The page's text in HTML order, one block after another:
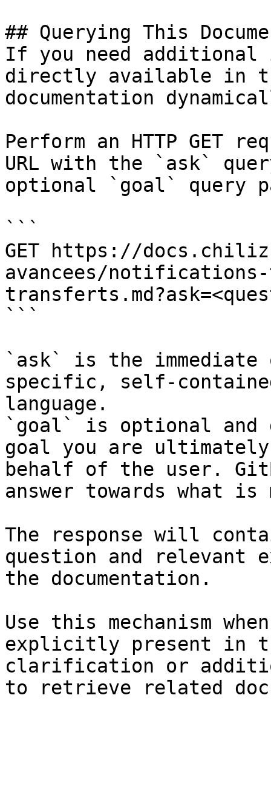
## Querying This
If you need
directly available in
documentation
Perform an HTTP GET
URL with the `ask`
optional `goal` query
```
GET https://
avancees/
```
`ask` is the
specific, self-
language.
`goal` is optional and
goal you are
behalf of the user.
answer towards what
The response will
question and relevant
the documentation.
Use this mechanism
explicitly present in
clarification or